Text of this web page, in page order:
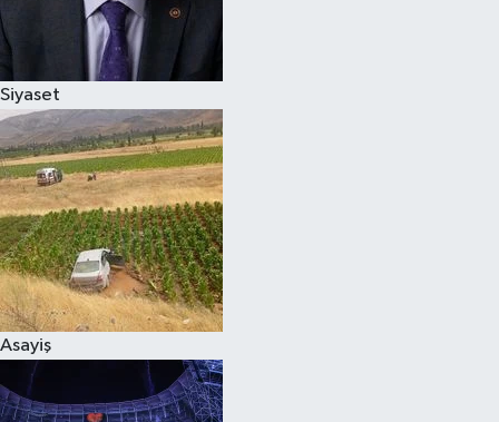
Siyaset
Asayiş
Spor
Çocuk
Eğitim
Hava Durumu
Kadın
Kim kimdir?